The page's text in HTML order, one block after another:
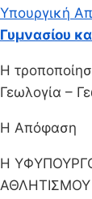
Υπουργική
Γυμνασίου
Η
Γεωλογία –
Η Απόφαση
Η
ΑΘΛΗΤΙΣΜΟΥ